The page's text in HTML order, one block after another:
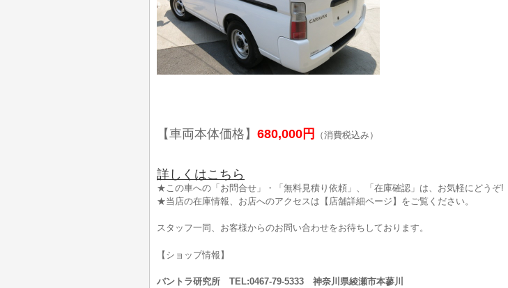
【車両本体価格】 680,000円 （消費税込み）
詳しくはこちら
★この車への「お問合せ」・「無料見積り依頼」、「在庫確認」は、お気軽にどうぞ!
★当店の在庫情報、お店へのアクセスは【店舗詳細ページ】をご覧ください。
スタッフ一同、お客様からのお問い合わせをお待ちしております。
【ショップ情報】
バントラ研究所 TEL:0467-79-5333 神奈川県綾瀬市本蓼川